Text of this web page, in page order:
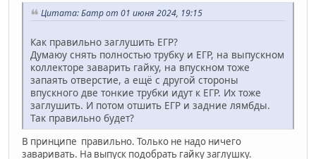
Цитата: Батр от 01 июня 2024, 19:15
Как правильно заглушить ЕГР?
Думаюу снять полностью трубку и ЕГР, на выпускном
коллекторе заварить гайку, на впускном тоже
запаять отверстие, а ещё с другой стороны
впускного две тонкие трубки идут к ЕГР. Их тоже
заглушить. И потом отшить ЕГР и задние лямбды.
Так правильно будет?
В принципе правильно. Только не надо ничего
заваривать. На выпуск подобрать гайку заглушку.